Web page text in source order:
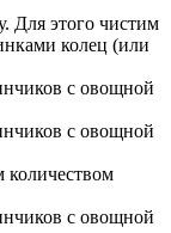
Для этого чистим
колец (или
количеством